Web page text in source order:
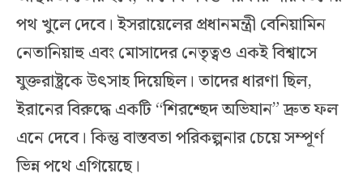
পথ খুলে দেবে। ইসরায়েলের প্রধানমন্ত্রী বেনিয়ামিন
নেতানিয়াহু এবং মোসাদের নেতৃত্বও একই বিশ্বাসে
যুক্তরাষ্ট্রকে উৎসাহ দিয়েছিল। তাদের ধারণা ছিল,
ইরানের বিরুদ্ধে একটি “শিরশ্ছেদ অভিযান” দ্রুত ফল
এনে দেবে। কিন্তু বাস্তবতা পরিকল্পনার চেয়ে সম্পূর্ণ
ভিন্ন পথে এগিয়েছে।